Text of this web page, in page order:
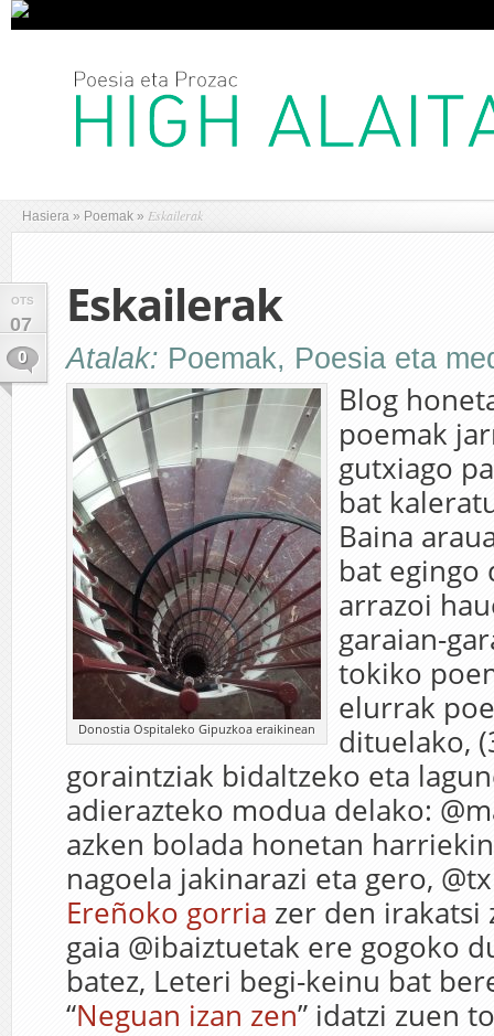
Hasiera » Poemak » Eskailerak
OTS
07
0
Eskailerak
Atalak: Poemak, Poesia eta
Donostia Ospitaleko Gipuzkoa eraikinean
Blog
poemak
gutxiago
bat
Baina
bat egingo
arrazoi
garaian-
tokiko
elurrak
dituelako,
goraintziak bidaltzeko eta
adierazteko modua delako:
azken bolada honetan
nagoela jakinarazi eta gero,
Ereñoko gorria zer den irakatsi
gaia @ibaiztuetak ere gogoko
batez, Leteri begi-keinu bat
“Neguan izan zen” idatzi zuen